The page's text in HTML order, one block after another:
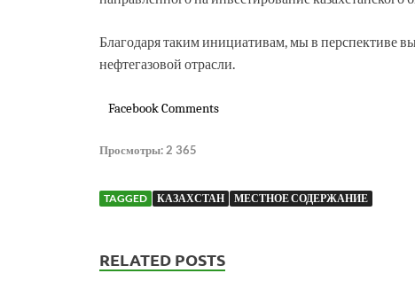
Благодаря таким инициативам, мы в перспективе
нефтегазовой отрасли.
Facebook Comments
Просмотры: 2 365
TAGGED КАЗАХСТАН МЕСТНОЕ СОДЕРЖАНИЕ
RELATED POSTS